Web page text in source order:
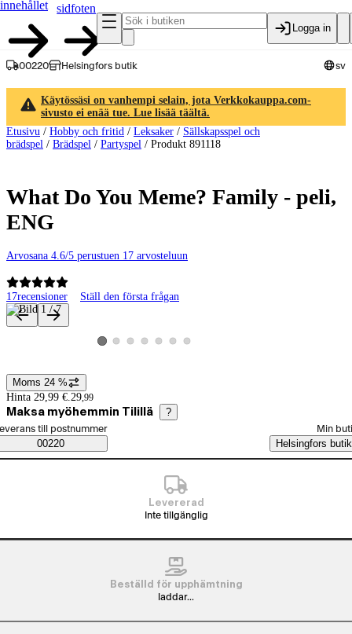
innehållet
sidfoten
Logga in
00220 Helsingfors butik sv
Käytössäsi on vanhempi selain, jota Verkkokauppa.com-
sivusto ei enää tue. Lue lisää täältä.
Etusivu / Hobby och fritid / Leksaker / Sällskapsspel och
brädspel / Brädspel / Partyspel / Produkt 891118
What Do You Meme? Family - peli,
ENG
Arvosana 4.6/5 perustuen 17 arvosteluun
17recensioner Ställ den första frågan
Produktbilder och videor
Visa produktbild 1
Visa produktbild 2
Visa produktbild 3
Visa produktbild 4
Visa produktbild 5
Visa produktbild 6
Visa produktbild 7
Prisinformation
Moms 24 %
Hinta 29,99 €. 29,99
Maksa myöhemmin Tilillä ?
Saatavuustiedot
beställningssätt
till postnummer
00220
Min
Helsingfors butik
Levererad
Inte tillgänglig
Beställd för upphämtning
laddar...